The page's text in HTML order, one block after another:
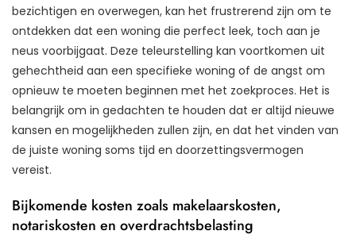
bezichtigen en overwegen, kan het frustrerend zijn om te
ontdekken dat een woning die perfect leek, toch aan je
neus voorbijgaat. Deze teleurstelling kan voortkomen uit
gehechtheid aan een specifieke woning of de angst om
opnieuw te moeten beginnen met het zoekproces. Het is
belangrijk om in gedachten te houden dat er altijd nieuwe
kansen en mogelijkheden zullen zijn, en dat het vinden van
de juiste woning soms tijd en doorzettingsvermogen
vereist.
Bijkomende kosten zoals makelaarskosten,
notariskosten en overdrachtsbelasting